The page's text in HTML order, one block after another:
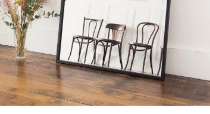
In den Warenkorb